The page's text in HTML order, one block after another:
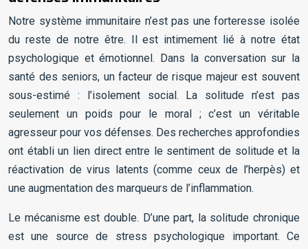
Notre système immunitaire n’est pas une forteresse isolée
du reste de notre être. Il est intimement lié à notre état
psychologique et émotionnel. Dans la conversation sur la
santé des seniors, un facteur de risque majeur est souvent
sous-estimé : l’isolement social. La solitude n’est pas
seulement un poids pour le moral ; c’est un véritable
agresseur pour vos défenses. Des recherches approfondies
ont établi un lien direct entre le sentiment de solitude et la
réactivation de virus latents (comme ceux de l’herpès) et
une augmentation des marqueurs de l’inflammation.
Le mécanisme est double. D’une part, la solitude chronique
est une source de stress psychologique important. Ce